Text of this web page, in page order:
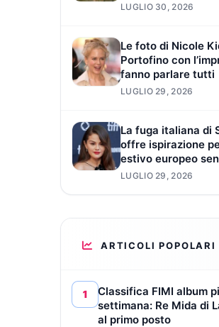
LUGLIO 30, 2026
Le foto di Nicole
Portofino con
fanno parlare tutti
LUGLIO 29, 2026
La fuga italiana di
offre ispirazione
estivo europeo
LUGLIO 29, 2026
ARTICOLI POPOLARI
1
Classifica FIMI album
settimana: Re Mida di
al primo posto